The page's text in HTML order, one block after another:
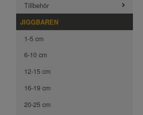
Tillbehör
JIGGBAREN
1-5 cm
6-10 cm
12-15 cm
16-19 cm
20-25 cm